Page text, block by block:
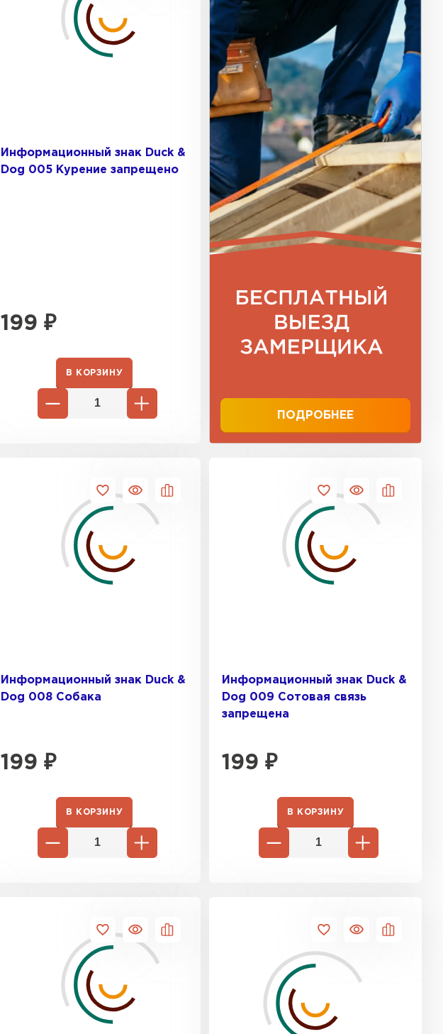
Информационный знак Duck &
Dog 005 Курение запрещено
199 ₽
В КОРЗИНУ
ПОДРОБНЕЕ
Информационный знак Duck &
Dog 008 Собака
199 ₽
В КОРЗИНУ
Информационный знак Duck &
Dog 009 Сотовая связь
запрещена
199 ₽
В КОРЗИНУ
Цементно-песчаная черепица
ПЕРЕЙТИ